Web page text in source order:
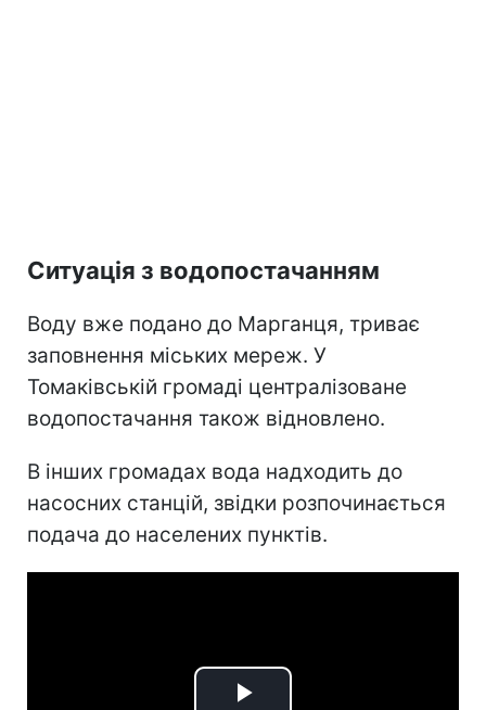
Ситуація з водопостачанням
Воду вже подано до Марганця, триває
заповнення міських мереж. У
Томаківській громаді централізоване
водопостачання також відновлено.
В інших громадах вода надходить до
насосних станцій, звідки розпочинається
подача до населених пунктів.